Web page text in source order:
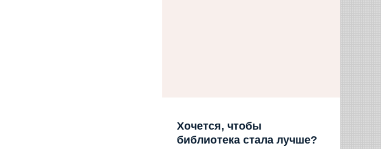
Хочется, чтобы
библиотека стала лучше?